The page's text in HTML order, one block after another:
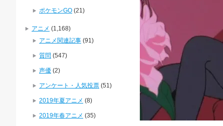
ポケモンGO (21)
アニメ (1,168)
アニメ関連記事 (91)
質問 (547)
声優 (2)
アンケート・人気投票 (51)
2019年夏アニメ (8)
2019年春アニメ (35)